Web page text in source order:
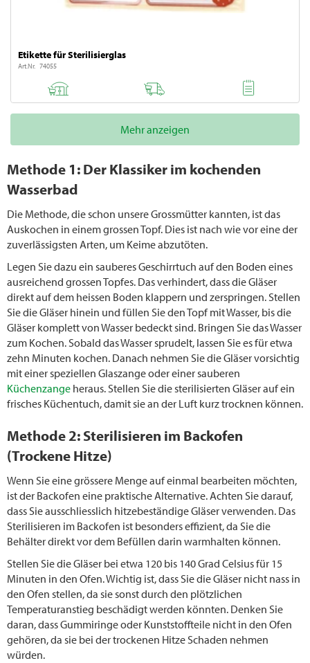
Etikette für Sterilisierglas
Art.Nr. 74055
Mehr anzeigen
Methode 1: Der Klassiker im kochenden
Wasserbad
Die Methode, die schon unsere Grossmütter kannten, ist das
Auskochen in einem grossen Topf. Dies ist nach wie vor eine der
zuverlässigsten Arten, um Keime abzutöten.
Legen Sie dazu ein sauberes Geschirrtuch auf den Boden eines
ausreichend grossen Topfes. Das verhindert, dass die Gläser
direkt auf dem heissen Boden klappern und zerspringen. Stellen
Sie die Gläser hinein und füllen Sie den Topf mit Wasser, bis die
Gläser komplett von Wasser bedeckt sind. Bringen Sie das Wasser
zum Kochen. Sobald das Wasser sprudelt, lassen Sie es für etwa
zehn Minuten kochen. Danach nehmen Sie die Gläser vorsichtig
mit einer speziellen Glaszange oder einer sauberen
Küchenzange heraus. Stellen Sie die sterilisierten Gläser auf ein
frisches Küchentuch, damit sie an der Luft kurz trocknen können.
Methode 2: Sterilisieren im Backofen
(Trockene Hitze)
Wenn Sie eine grössere Menge auf einmal bearbeiten möchten,
ist der Backofen eine praktische Alternative. Achten Sie darauf,
dass Sie ausschliesslich hitzebeständige Gläser verwenden. Das
Sterilisieren im Backofen ist besonders effizient, da Sie die
Behälter direkt vor dem Befüllen darin warmhalten können.
Stellen Sie die Gläser bei etwa 120 bis 140 Grad Celsius für 15
Minuten in den Ofen. Wichtig ist, dass Sie die Gläser nicht nass in
den Ofen stellen, da sie sonst durch den plötzlichen
Temperaturanstieg beschädigt werden könnten. Denken Sie
daran, dass Gummiringe oder Kunststoffteile nicht in den Ofen
gehören, da sie bei der trockenen Hitze Schaden nehmen
würden.